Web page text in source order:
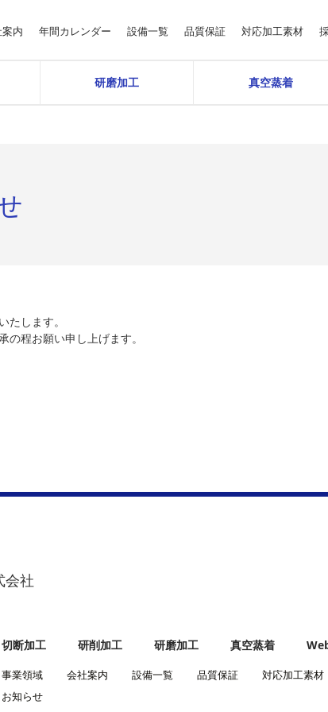
研磨加工 真空蒸着
内 年間カレンダー 設備一覧 品質保証 対応加工素材
します。
程お願い申し上げます。
切断加工 研削加工 研磨加工 真空蒸着
事業領域 会社案内 設備一覧 品質保証 対応加工素材
お知らせ
会社